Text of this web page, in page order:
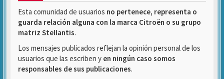
Esta comunidad de usuarios no pertenece, representa o
guarda relación alguna con la marca Citroën o su grupo
matriz Stellantis.
Los mensajes publicados reflejan la opinión personal de los
usuarios que las escriben y en ningún caso somos
responsables de sus publicaciones.